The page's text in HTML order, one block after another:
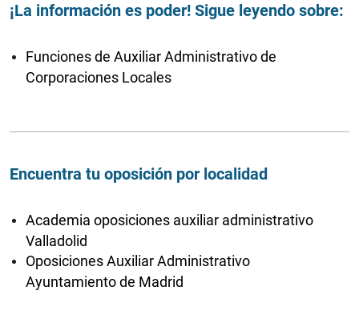
¡La información es poder! Sigue leyendo sobre:
Funciones de Auxiliar Administrativo de
Corporaciones Locales
Encuentra tu oposición por localidad
Academia oposiciones auxiliar administrativo
Valladolid
Oposiciones Auxiliar Administrativo
Ayuntamiento de Madrid